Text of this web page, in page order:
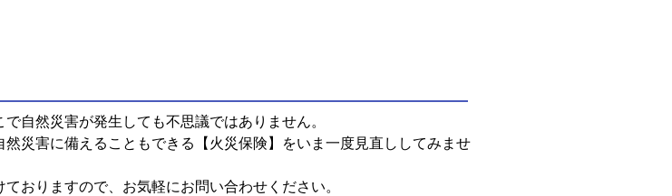
自然災害が発生しても不思議ではありません。
然災害に備えることもできる【火災保険】をいま一度見直ししてみませ
おりますので、お気軽にお問い合わせください。